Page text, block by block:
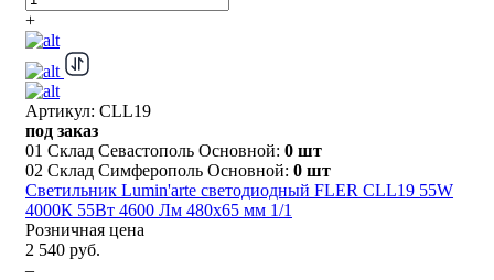
+
Артикул: CLL19
под заказ
01 Склад Севастополь Основной: 0 шт
02 Склад Симферополь Основной: 0 шт
Светильник Lumin'arte светодиодный FLER CLL19 55W
4000К 55Вт 4600 Лм 480x65 мм 1/1
Розничная цена
2 540 руб.
–